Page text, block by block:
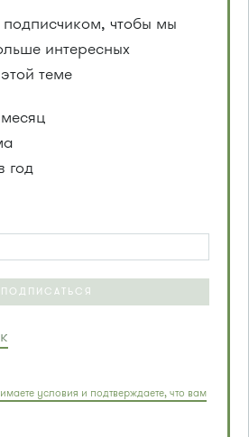
чтобы мы
интересных
теме
год
ПОДПИСАТЬСЯ
условия и подтверждаете, что вам